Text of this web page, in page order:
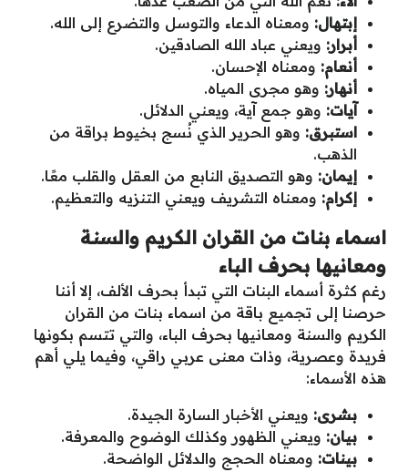
إبتهال: ومعناه الدعاء والتوسل والتضرع إلى الله.
أبرار: ويعني عباد الله الصادقين.
أنعام: ومعناه الإحسان.
أنهار: وهو مجرى المياه.
آيات: وهو جمع آية، ويعني الدلائل.
استبرق: وهو الحرير الذي نُسج بخيوط براقة من
الذهب.
إيمان: وهو التصديق النابع من العقل والقلب معًا.
إكرام: ومعناه التشريف ويعني التنزيه والتعظيم.
اسماء بنات من القران الكريم والسنة
ومعانيها بحرف الباء
رغم كثرة أسماء البنات التي تبدأ بحرف الألف، إلا أننا
حرصنا إلى تجميع باقة من اسماء بنات من القران
الكريم والسنة ومعانيها بحرف الباء، والتي تتسم بكونها
فريدة وعصرية، وذات معنى عربي راقي، وفيما يلي أهم
هذه الأسماء:
بشرى: ويعني الأخبار السارة الجيدة.
بيان: ويعني الظهور وكذلك الوضوح والمعرفة.
بينات: ومعناه الحجج والدلائل الواضحة.